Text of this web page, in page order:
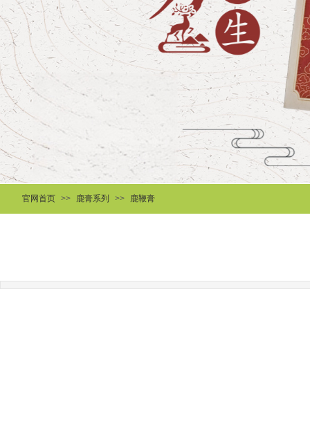
官网首页 >> 鹿膏系列 >> 鹿鞭膏